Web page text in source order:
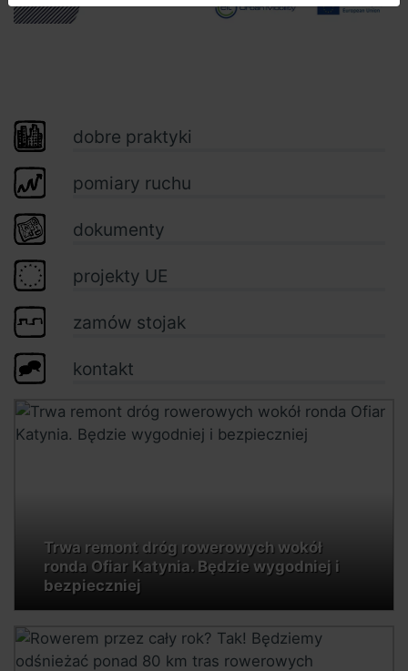
dobre praktyki
pomiary ruchu
dokumenty
projekty UE
zamów stojak
kontakt
Trwa remont dróg rowerowych wokół
ronda Ofiar Katynia. Będzie wygodniej i
bezpieczniej